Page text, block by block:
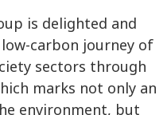
is delighted and
carbon journey of
sectors through
marks not only an
environment, but